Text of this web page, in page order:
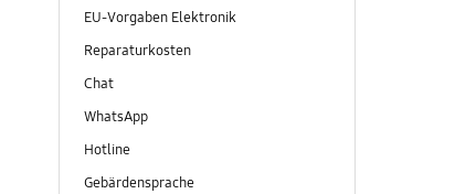
EU-Vorgaben Elektronik
Reparaturkosten
Chat
WhatsApp
Hotline
Gebärdensprache